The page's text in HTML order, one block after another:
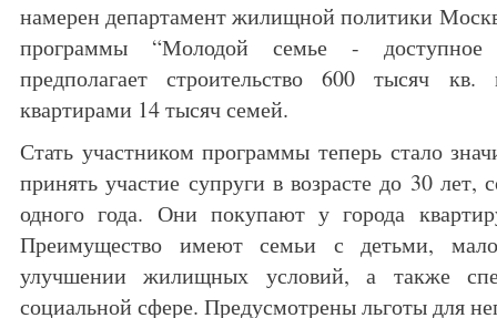
намерен департамент жилищной политики
программы “Молодой семье -
предполагает строительство 600 тысяч
квартирами 14 тысяч семей.
Стать участником программы теперь стало
принять участие супруги в возрасте до 30 лет,
одного года. Они покупают у города
Преимущество имеют семьи с детьми,
улучшении жилищных условий, а также
социальной сфере. Предусмотрены льготы для